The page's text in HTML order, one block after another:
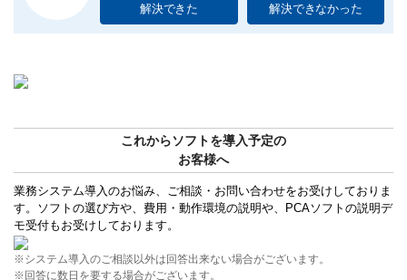
解決できた 解決できなかった
これからソフトを導入予定の
お客様へ
業務システム導入のお悩み、ご相談・お問い合わせをお受けしておりま
す。ソフトの選び方や、費用・動作環境の説明や、PCAソフトの説明デ
モ受付もお受けしております。
※システム導入のご相談以外は回答出来ない場合がございます。
※回答に数日を要する場合がございます。